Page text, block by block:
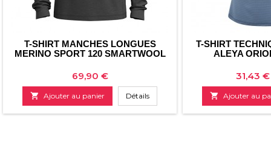
T-SHIRT MANCHES LONGUES
MERINO SPORT 120 SMARTWOOL
Prix
69,90 €
 Ajouter au panier Détails
T-SHIRT
ALEYA
Prix
31,43 €
 Ajouter au